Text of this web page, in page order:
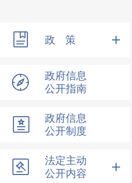
政 策
政府信息
公开指南
政府信息
公开制度
法定主动
公开内容